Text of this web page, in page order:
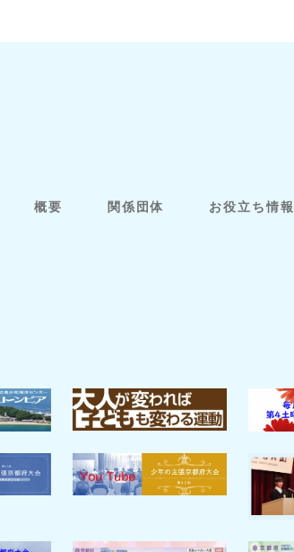
概要 関係団体 お役立ち情報